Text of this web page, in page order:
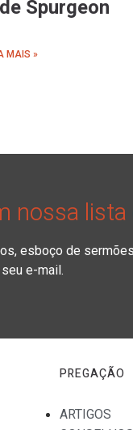
Spurgeon
MAIS »
nossa
esboço de
e-mail.
PREGAÇÃO
ARTIGOS